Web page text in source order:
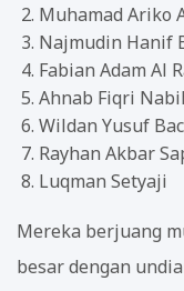
Muhamad Ariko
Najmudin Hanif
Fabian Adam Al
Ahnab Fiqri
Wildan Yusuf
Rayhan Akbar
Luqman Setyaji
Mereka berjuang
besar dengan